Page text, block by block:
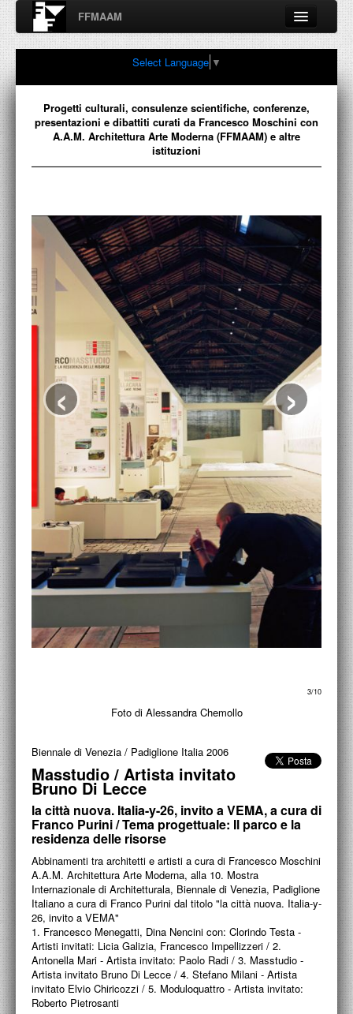
FFMAAM
Fondo Francesco Moschini
A.A.M. Architettura Arte Moderna
Percorsi, nodi, sconfinamenti e contaminazioni tra Arte,
PUBBLICAZIONI
CONFERENZE
ACCADEMIA NAZIONALE DI SAN LUCA
I.E.D. / ROMA
POLITECNICO DI BARI
BIBLIOTECA FRANCESCO MOSCHINI
A.A.M. ARCHITETTURA ARTE MODERNA
RECENSIONI GENERALI
MOSTRE
ARTISTI
LABORATORI DI PROGETTAZIONE
PROGETTI CULTURALI
Select Language ▼
Progetti culturali, consulenze scientifiche, conferenze,
presentazioni e dibattiti curati da Francesco Moschini con
A.A.M. Architettura Arte Moderna (FFMAAM) e altre
istituzioni
3/10
Foto di Alessandra Chemollo
‹ ›
Biennale di Venezia / Padiglione Italia 2006
Masstudio / Artista invitato
Bruno Di Lecce
la città nuova. Italia-y-26, invito a VEMA, a cura di
Franco Purini / Tema progettuale: Il parco e la
residenza delle risorse
Abbinamenti tra architetti e artisti a cura di Francesco Moschini
A.A.M. Architettura Arte Moderna, alla 10. Mostra
Internazionale di Architetturala, Biennale di Venezia, Padiglione
Italiano a cura di Franco Purini dal titolo "la città nuova. Italia-y-
26, invito a VEMA"
1. Francesco Menegatti, Dina Nencini con: Clorindo Testa -
Artisti invitati: Licia Galizia, Francesco Impellizzeri / 2.
Antonella Mari - Artista invitato: Paolo Radi / 3. Masstudio -
Artista invitato Bruno Di Lecce / 4. Stefano Milani - Artista
invitato Elvio Chiricozzi / 5. Moduloquattro - Artista invitato:
Roberto Pietrosanti